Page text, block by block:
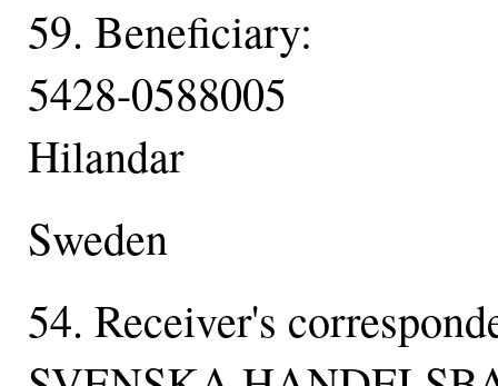
59. Beneficiary:
5428-0588005
Hilandar
Sweden
54. Receiver's